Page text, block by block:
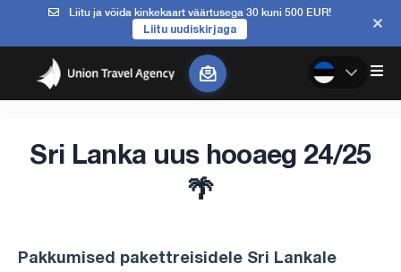
Liitu ja võida kinkekaart väärtusega 30 kuni 500 EUR!
Liitu uudiskirjaga
Sri Lanka uus hooaeg 24/25
🌴
Pakkumised pakettreisidele Sri Lankale